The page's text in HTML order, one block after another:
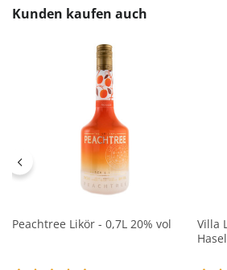
Produktgalerie überspringen
Kunden kaufen auch
Peachtree Likör - 0,7L 20% vol
Villa